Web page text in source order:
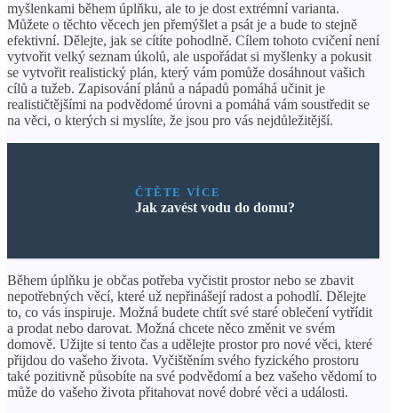
myšlenkami během úplňku, ale to je dost extrémní varianta.
Můžete o těchto věcech jen přemýšlet a psát je a bude to stejně
efektivní. Dělejte, jak se cítíte pohodlně. Cílem tohoto cvičení není
vytvořit velký seznam úkolů, ale uspořádat si myšlenky a pokusit
se vytvořit realistický plán, který vám pomůže dosáhnout vašich
cílů a tužeb. Zapisování plánů a nápadů pomáhá učinit je
realističtějšími na podvědomé úrovni a pomáhá vám soustředit se
na věci, o kterých si myslíte, že jsou pro vás nejdůležitější.
ČTĚTE VÍCE
Jak zavést vodu do domu?
Během úplňku je občas potřeba vyčistit prostor nebo se zbavit
nepotřebných věcí, které už nepřinášejí radost a pohodlí. Dělejte
to, co vás inspiruje. Možná budete chtít své staré oblečení vytřídit
a prodat nebo darovat. Možná chcete něco změnit ve svém
domově. Užijte si tento čas a udělejte prostor pro nové věci, které
přijdou do vašeho života. Vyčištěním svého fyzického prostoru
také pozitivně působíte na své podvědomí a bez vašeho vědomí to
může do vašeho života přitahovat nové dobré věci a události.